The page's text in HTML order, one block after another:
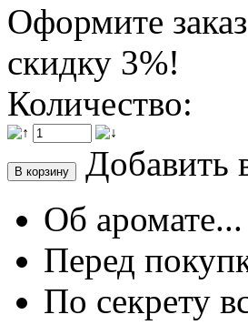
Оформите
скидку 3%!
Количество:
Добавить
Об аромате...
Перед
По секрету